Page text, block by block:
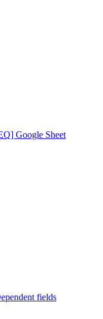
Google Sheet
fields